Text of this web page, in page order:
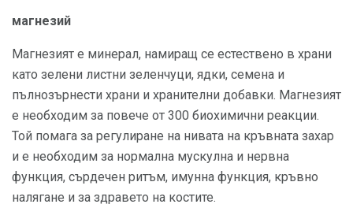
магнезий
Магнезият е минерал, намиращ се естествено в храни
като зелени листни зеленчуци, ядки, семена и
пълнозърнести храни и хранителни добавки. Магнезият
е необходим за повече от 300 биохимични реакции.
Той помага за регулиране на нивата на кръвната захар
и е необходим за нормална мускулна и нервна
функция, сърдечен ритъм, имунна функция, кръвно
налягане и за здравето на костите.